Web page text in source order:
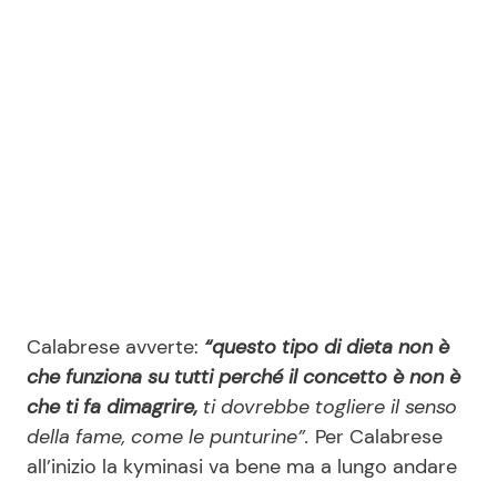
Calabrese avverte: “questo tipo di dieta non è
che funziona su tutti perché il concetto è non è
che ti fa dimagrire, ti dovrebbe togliere il senso
della fame, come le punturine”. Per Calabrese
all’inizio la kyminasi va bene ma a lungo andare